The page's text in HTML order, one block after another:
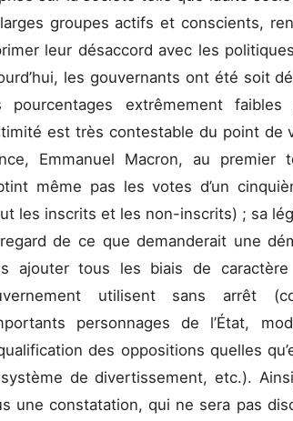
groupes actifs et conscients,
leur désaccord avec les
les gouvernants ont été soit
pourcentages extrêmement
est très contestable du point de
Emmanuel Macron, au
même pas les votes d’un
les inscrits et les non-inscrits) ; sa
de ce que demanderait une
ajouter tous les biais de
utilisent sans arrêt
personnages de l’État,
des oppositions quelles
de divertissement, etc.).
une constatation, qui ne sera pas